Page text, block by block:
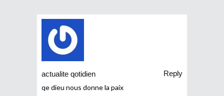
actualite qotidien
Reply
qe dieu nous donne la paix